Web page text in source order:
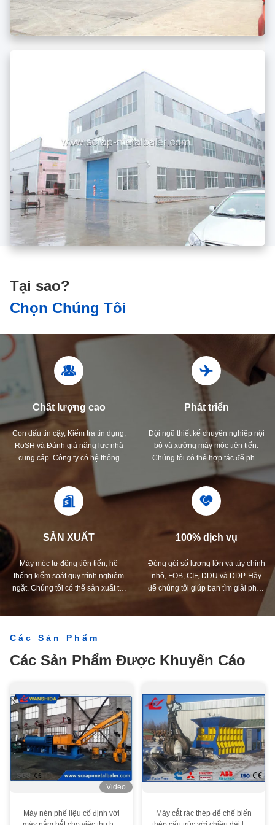
Tại sao?
Chọn Chúng Tôi
Chất lượng cao
Con dấu tin cậy, Kiểm tra tín dụng,
RoSH và Đánh giá năng lực nhà
cung cấp. Công ty có hệ thống
chuyên nghiệp.
Phát triển
Đội ngũ thiết kế chuyên nghiệp nội
bộ và xưởng máy móc tiên tiến.
Chúng tôi có thể hợp tác để phát
triển các sản phẩm bạn cần.
SẢN XUẤT
Máy móc tự động tiên tiến, hệ
thống kiểm soát quy trình nghiêm
ngặt. Chúng tôi có thể sản xuất tất
100% dịch vụ
Đóng gói số lượng lớn và tùy chỉnh
nhỏ, FOB, CIF, DDU và DDP. Hãy
để chúng tôi giúp bạn tìm giải pháp
tốt nhất cho mọi vấn đề của bạn.
Các Sản Phẩm
Các Sản Phẩm Được Khuyến Cáo
Video
Máy nén phế liệu cố định với
Máy cắt rác thép để chế biến